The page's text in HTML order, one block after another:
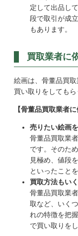
定して出品し
段で取引が成
もあります。
買取業者に
絵画は、骨董品買
買い取りをしてもら
【骨董品買取業者
売りたい絵画
骨董品買取業
です。そのた
見極め、値段
といったこと
買取方法もい
骨董品買取業
取など、いく
れの特徴を把
で買い取りを